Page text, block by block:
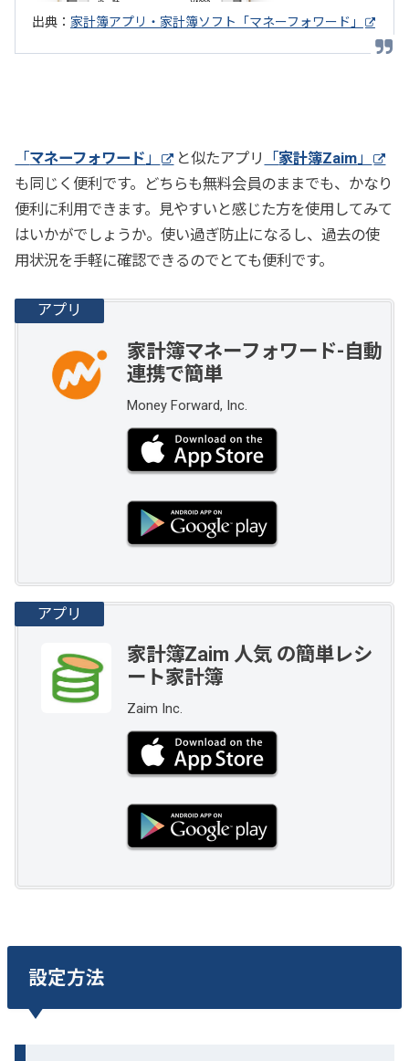
出典： 家計簿アプリ・家計簿ソフト「マネーフォワード」
「 マネーフォワード」 と似たアプリ 「家計簿Zaim」
も同じく便利です。どちらも無料会員のままでも、かなり
便利に利用できます。見やすいと感じた方を使用してみて
はいかがでしょうか。使い過ぎ防止になるし、過去の使
用状況を手軽に確認できるのでとても便利です。
家計簿マネーフォワード-自動
連携で簡単
Money Forward, Inc.
家計簿Zaim 人気 の簡単レシ
ート家計簿
Zaim Inc.
設定方法